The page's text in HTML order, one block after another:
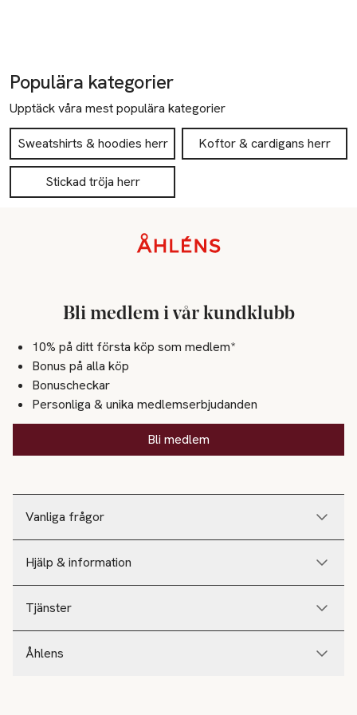
Populära kategorier
Upptäck våra mest populära kategorier
Sweatshirts & hoodies herr Koftor & cardigans herr
Stickad tröja herr
Vanliga frågor
Hjälp & information
Tjänster
Åhlens
Bli medlem i vår kundklubb
10% på ditt första köp som medlem*
Bonus på alla köp
Bonuscheckar
Personliga & unika medlemserbjudanden
Bli medlem